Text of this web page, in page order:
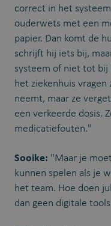
correct in het
ouderwets met een
papier. Dan komt de
schrijft hij iets bij,
systeem of niet tot bij
het ziekenhuis
neemt, maar ze
een verkeerde dosis.
medicatiefouten."
Sooike: "Maar je
kunnen spelen als je
het team. Hoe doen
dan geen digitale